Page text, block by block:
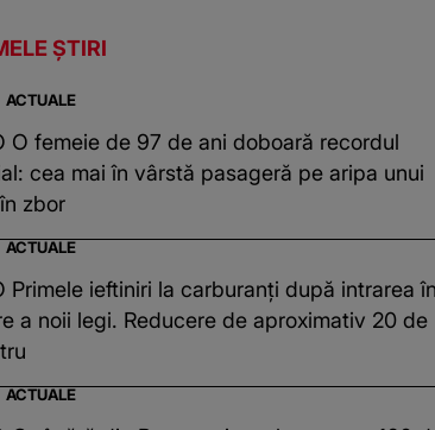
ȘTIRI
ACTUALE
O femeie de 97 de ani doboară recordul
cea mai în vârstă pasageră pe aripa unui
zbor
ACTUALE
Primele ieftiniri la carburanți după intrarea în
a noii legi. Reducere de aproximativ 20 de
ACTUALE